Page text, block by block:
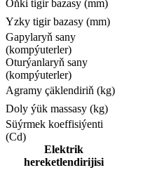
Öňki tigir bazasy (mm)
Yzky tigir bazasy (mm)
Gapylaryň sany
(kompýuterler)
Oturýanlaryň sany
(kompýuterler)
Agramy çäklendiriň (kg)
Doly ýük massasy (kg)
Süýrmek koeffisiýenti
(Cd)
Elektrik
hereketlendirijisi